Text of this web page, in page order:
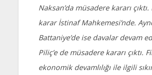
Naksan’da müsadere kararı çıktı.
karar İstinaf Mahkemesi’nde.
Battaniye’de ise davalar devam
Piliç’e de müsadere kararı çıktı.
ekonomik devamlılığı ile ilgili